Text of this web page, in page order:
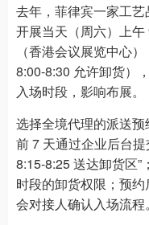
去年，菲律宾一家工
开展当天（周六）上
（香港会议展览中心
8:00-8:30 允许卸货）
入场时段，影响布展。
选择全境代理的派送
前 7 天通过企业后台提
8:15-8:25 送达卸货区
时段的卸货权限；预
会对接人确认入场流程。